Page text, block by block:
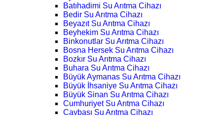
Batıhadimi Su Arıtma Cihazı
Bedir Su Arıtma Cihazı
Beyazıt Su Arıtma Cihazı
Beyhekim Su Arıtma Cihazı
Binkonutlar Su Arıtma Cihazı
Bosna Hersek Su Arıtma Cihazı
Bozkır Su Arıtma Cihazı
Buhara Su Arıtma Cihazı
Büyük Aymanas Su Arıtma Cihazı
Büyük İhsaniye Su Arıtma Cihazı
Büyük Sinan Su Arıtma Cihazı
Cumhuriyet Su Arıtma Cihazı
Çaybaşı Su Arıtma Cihazı